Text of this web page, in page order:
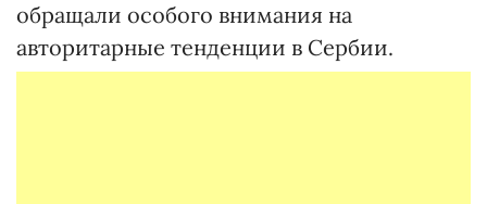
обращали особого внимания на
авторитарные тенденции в Сербии.